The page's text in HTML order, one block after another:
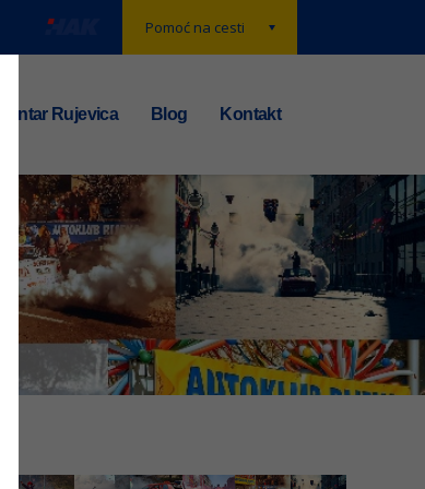
Pomoć na cesti
centar Rujevica Blog Kontakt